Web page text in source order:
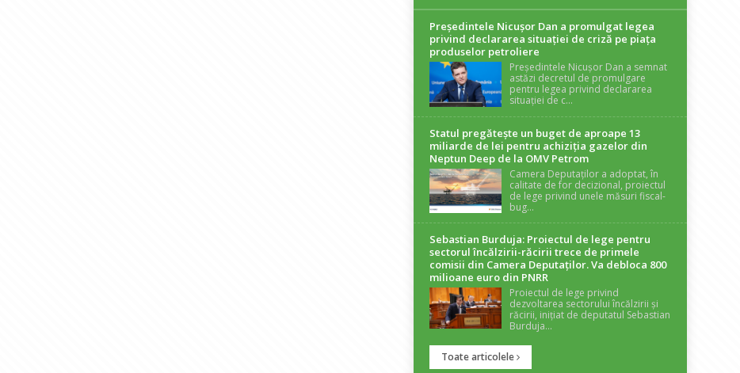
Președintele Nicuşor Dan a promulgat legea
privind declararea situaţiei de criză pe piaţa
produselor petroliere
Președintele Nicușor Dan a semnat
astăzi decretul de promulgare
pentru legea privind declararea
situației de c...
Statul pregătește un buget de aproape 13
miliarde de lei pentru achiziția gazelor din
Neptun Deep de la OMV Petrom
Camera Deputaților a adoptat, în
calitate de for decizional, proiectul
de lege privind unele măsuri fiscal-
bug...
Sebastian Burduja: Proiectul de lege pentru
sectorul încălzirii-răcirii trece de primele
comisii din Camera Deputaților. Va debloca 800
milioane euro din PNRR
Proiectul de lege privind
dezvoltarea sectorului încălzirii și
răcirii, inițiat de deputatul Sebastian
Burduja...
Toate articolele